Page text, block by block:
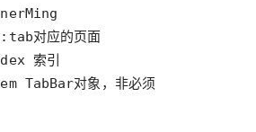
对应的页面
索引
TabBar对象，非必须